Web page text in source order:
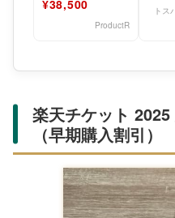
¥38,500
ProductR
トス
楽天チケット
（早期購入割引）